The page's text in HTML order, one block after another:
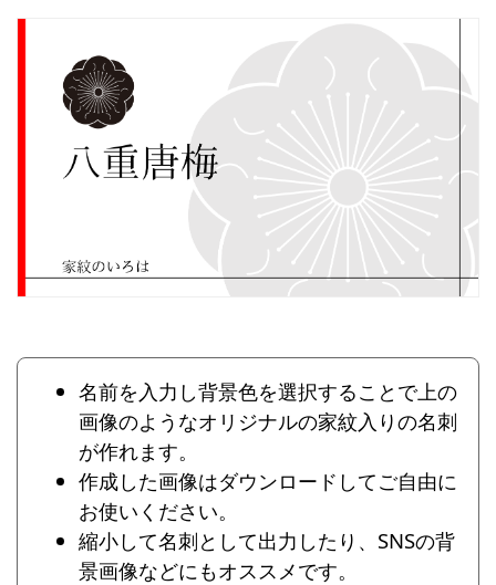
名前を入力し背景色を選択することで上の
画像のようなオリジナルの家紋入りの名刺
が作れます。
作成した画像はダウンロードしてご自由に
お使いください。
縮小して名刺として出力したり、SNSの背
景画像などにもオススメです。